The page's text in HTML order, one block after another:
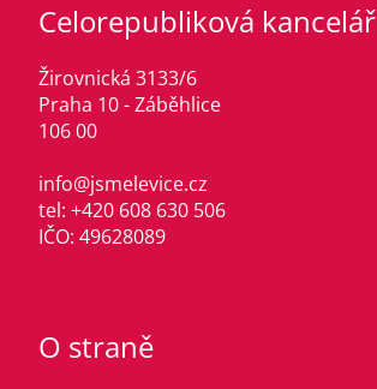
Celorepubliková kancelář
Žirovnická 3133/6
Praha 10 - Záběhlice
106 00
info@jsmelevice.cz
tel: +420 608 630 506
IČO: 49628089
O straně